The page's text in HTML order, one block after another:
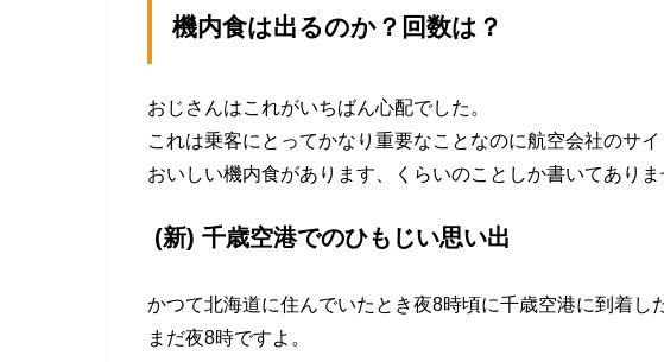
機内食は出るのか？回数は？
おじさんはこれがいちばん心配でした。
これは乗客にとってかなり重要なことなのに航空会社のサ
おいしい機内食があります、くらいのことしか書いてありま
(新) 千歳空港でのひもじい思い出
かつて北海道に住んでいたとき夜8時頃に千歳空港に到着し
まだ夜8時ですよ。